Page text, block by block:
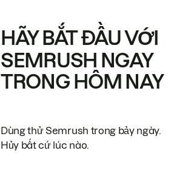
HÃY BẮT ĐẦU VỚI
SEMRUSH NGAY
TRONG HÔM NAY
Dùng thử Semrush trong bảy ngày.
Hủy bất cứ lúc nào.